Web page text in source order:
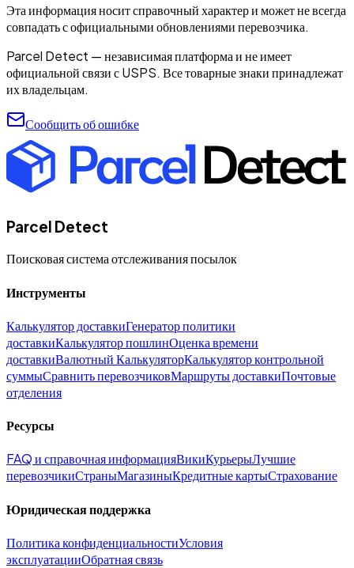
Эта информация носит справочный характер и может не всегда
совпадать с официальными обновлениями перевозчика.
Parcel Detect — независимая платформа и не имеет
официальной связи с USPS. Все товарные знаки принадлежат
их владельцам.
Сообщить об ошибке
Parcel Detect
Поисковая система отслеживания посылок
Инструменты
Калькулятор доставкиГенератор политики
доставкиКалькулятор пошлинОценка времени
доставкиВалютный КалькуляторКалькулятор контрольной
суммыСравнить перевозчиковМаршруты доставкиПочтовые
отделения
Ресурсы
FAQ и справочная информацияВикиКурьерыЛучшие
перевозчикиСтраныМагазиныКредитные картыСтрахование
Юридическая поддержка
Политика конфиденциальностиУсловия
эксплуатацииОбратная связь